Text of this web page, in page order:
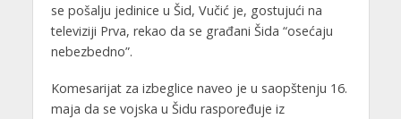
se pošalju jedinice u Šid, Vučić je, gostujući na
televiziji Prva, rekao da se građani Šida “osećaju
nebezbedno”.
Komesarijat za izbeglice naveo je u saopštenju 16.
maja da se vojska u Šidu raspoređuje iz